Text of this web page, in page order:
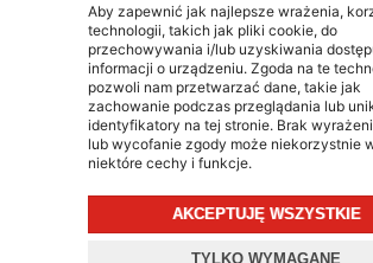
Aby zapewnić jak najlepsze wrażenia,
technologii, takich jak pliki cookie, do
przechowywania i/lub uzyskiwania
informacji o urządzeniu. Zgoda na te
pozwoli nam przetwarzać dane, takie jak
zachowanie podczas przeglądania lub
identyfikatory na tej stronie. Brak
lub wycofanie zgody może niekorzystnie
niektóre cechy i funkcje.
AKCEPTUJĘ WSZYSTKIE
TYLKO WYMAGANE
SKLEP@RALLY-TECH.PL
WHATSAPP LINK
RALLY-TECH SP. Z O.O.
UL. LIPNICKA 62/1A
43-300 BIELSKO-BIAŁA
© 2026 RALLY-TECH.PL